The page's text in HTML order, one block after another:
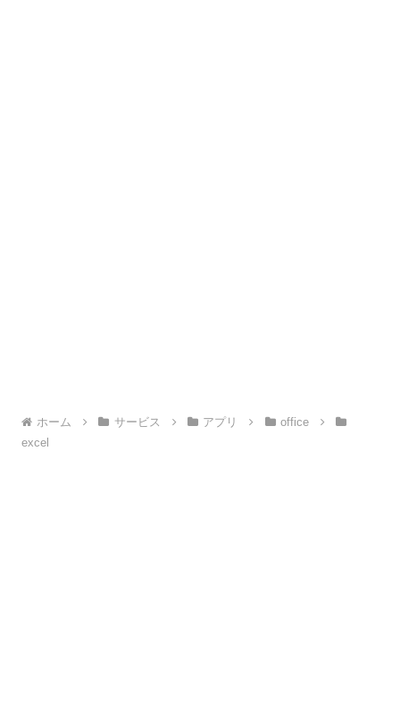
ホーム サービス アプリ
office
excel